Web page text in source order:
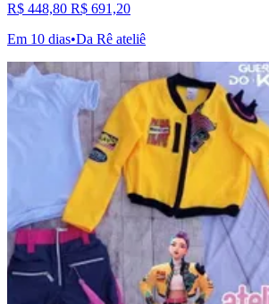
R$ 448,80 R$ 691,20
Em 10 dias•Da Rê ateliê